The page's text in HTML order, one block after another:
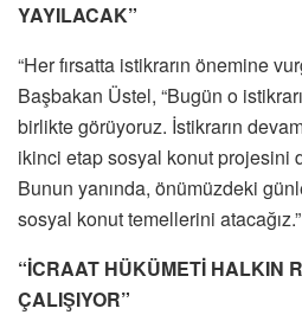
YAYILACAK”
“Her fırsatta istikrarın önemine
Başbakan Üstel, “Bugün o
birlikte görüyoruz. İstikrarın
ikinci etap sosyal konut projesini
Bunun yanında, önümüzdeki
sosyal konut temellerini
“İCRAAT HÜKÜMETİ HALKIN
ÇALIŞIYOR”